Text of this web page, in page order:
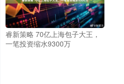
睿新策略 70亿上海包子大王，
一笔投资缩水9300万